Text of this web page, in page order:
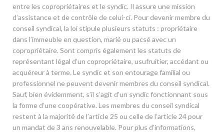
entre les copropriétaires et le syndic. Il assure une mission
d’assistance et de contrôle de celui-ci. Pour devenir membre du
conseil syndical, la loi stipule plusieurs statuts : propriétaire
dans l’immeuble en question, marié ou pacsé avec un
copropriétaire. Sont compris également les statuts de
représentant légal d’un copropriétaire, usufruitier, accédant ou
acquéreur à terme. Le syndic et son entourage familial ou
professionnel ne peuvent devenir membres du conseil syndical.
Sauf, bien évidemment, s’il s’agit d’un syndic fonctionnant sous
la forme d’une coopérative. Les membres du conseil syndical
restent à la majorité de l’article 25 ou celle de l’article 24 pour
un mandat de 3 ans renouvelable. Pour plus d’informations,